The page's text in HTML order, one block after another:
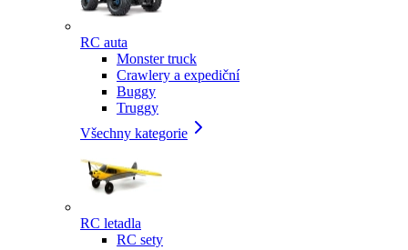
RC auta
Monster truck
Crawlery a expediční
Buggy
Truggy
Všechny kategorie
RC letadla
RC sety